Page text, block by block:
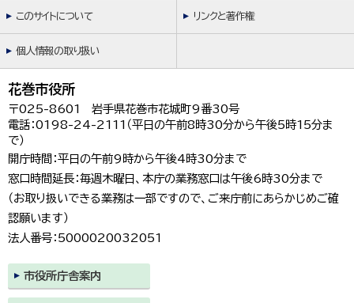
このサイトについて リンクと著作権
個人情報の取り扱い
花巻市役所
〒025-8601 岩手県花巻市花城町9番30号
電話：0198-24-2111（平日の午前8時30分から午後5時15分ま
で）
開庁時間：平日の午前9時から午後4時30分まで
窓口時間延長：毎週木曜日、本庁の業務窓口は午後6時30分まで
（お取り扱いできる業務は一部ですので、ご来庁前にあらかじめご確
認願います）
法人番号：5000020032051
市役所庁舎案内